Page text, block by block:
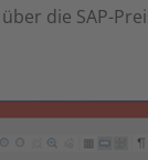
die SAP-